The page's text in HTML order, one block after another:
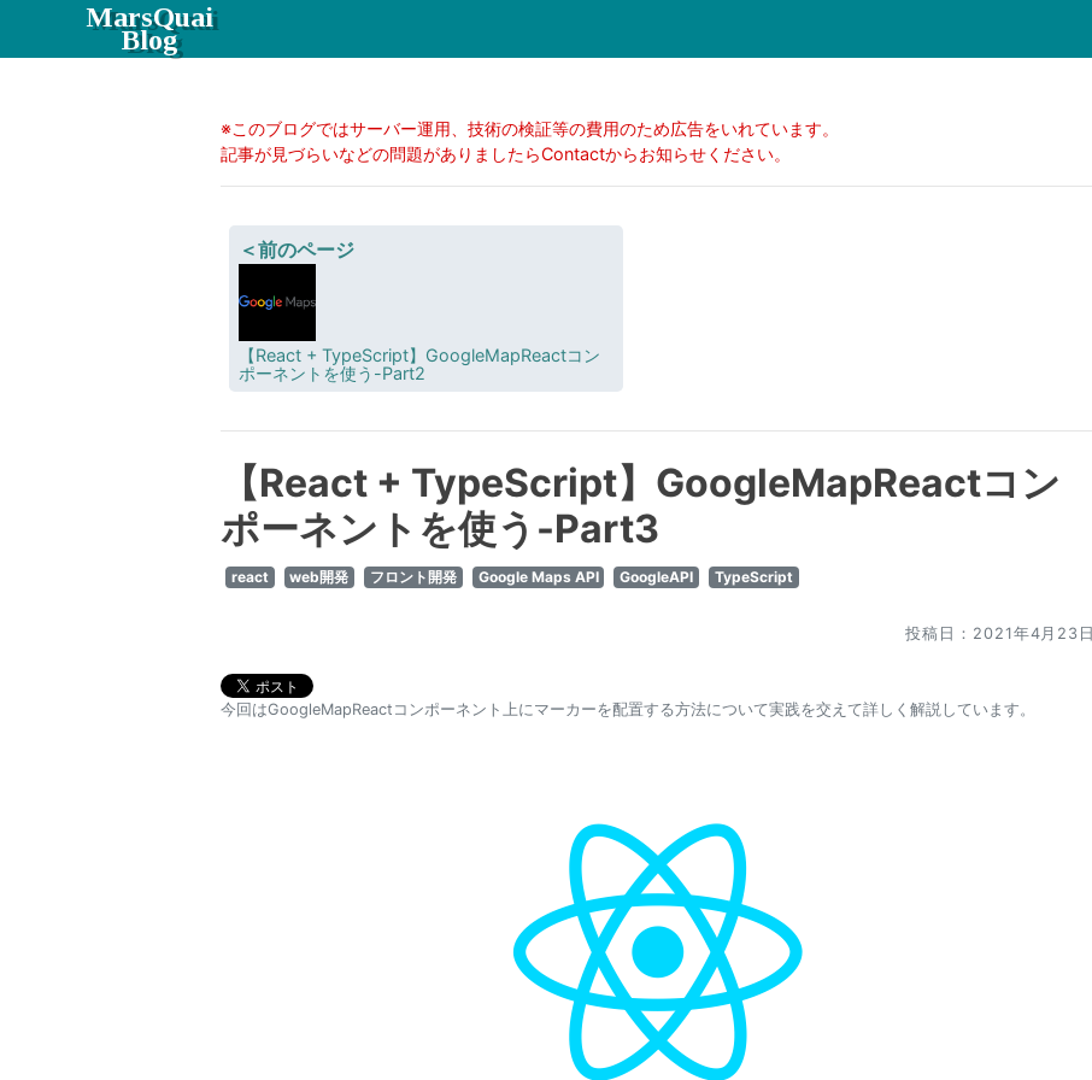
MarsQuai
Blog
※このブログではサーバー運用、技術の検証等の費用のため広告をいれています。
記事が見づらいなどの問題がありましたらContactからお知らせください。
＜前のページ
【React + TypeScript】GoogleMapReactコン
ポーネントを使う-Part2
【React + TypeScript】GoogleMapReactコン
ポーネントを使う-Part3
react web開発 フロント開発 Google Maps API GoogleAPI TypeScript
投稿日：2021年4月23日
今回はGoogleMapReactコンポーネント上にマーカーを配置する方法について実践を交えて詳しく解説しています。